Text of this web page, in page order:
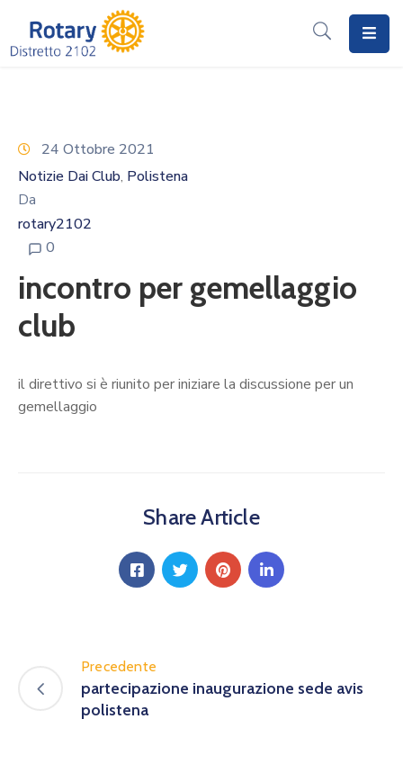
Rotary
Distretto
2102
Notizie
Calendario
24 Ottobre 2021
Notizie Dai Club‚ Polistena
Da
rotary2102
0
incontro per gemellaggio
club
il direttivo si è riunito per iniziare la discussione per un
gemellaggio
Share Article
Precedente
partecipazione inaugurazione sede avis
polistena